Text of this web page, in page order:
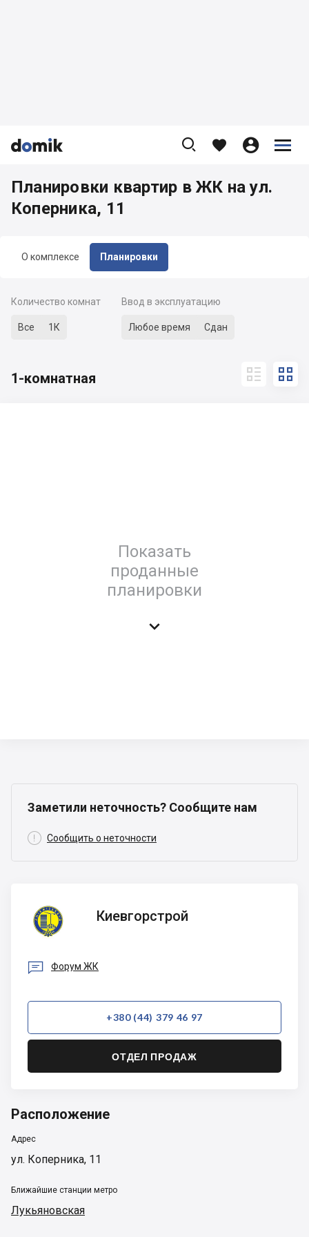


    


О комплексе Планировки
Планировки квартир в ЖК на ул.
Коперника, 11
Количество комнат
Все 1К
Ввод в эксплуатацию
Любое время Сдан
1-комнатная  
Показать
проданные
планировки

Заметили неточность? Сообщите нам
 Сообщить о неточности
Киевгорстрой
Киевгорстрой
 Форум ЖК
+380 (44) 379 46 97
ОТДЕЛ ПРОДАЖ
Расположение
Адрес
ул. Коперника, 11
Ближайшие станции метро
Лукьяновская